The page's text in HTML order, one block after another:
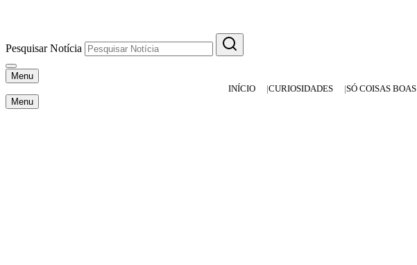
Pesquisar Notícia
Menu
INÍCIO
CURIOSIDADES SÓ COISAS BOAS
Menu